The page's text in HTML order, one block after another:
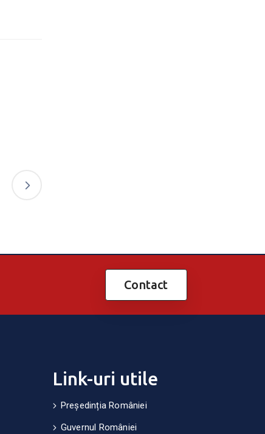
Contact
Link-uri utile
Președinția României
Guvernul României